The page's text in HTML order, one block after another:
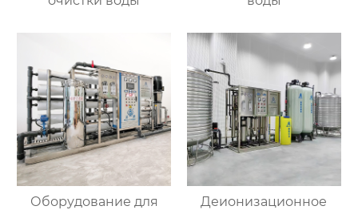
Оборудование для
Деионизационное